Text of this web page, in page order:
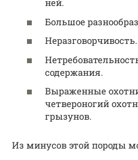
ней.
Большое
Неразговорчивость.
содержания.
Выраженные
четвероногий
грызунов.
Из минусов этой породы